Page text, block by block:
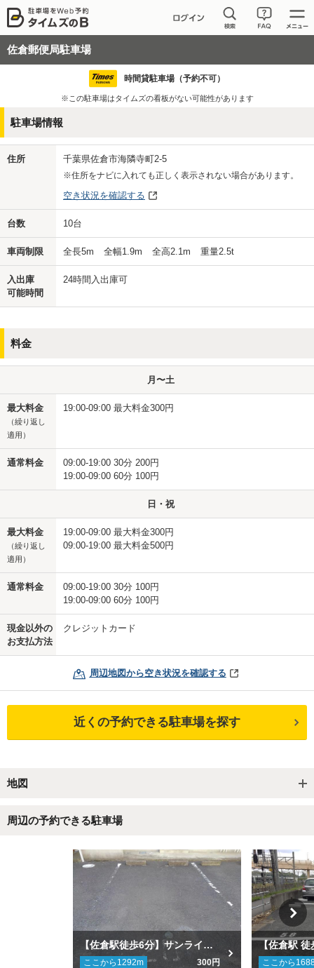
佐倉郵便局駐車場
時間貸駐車場（予約不可）
※この駐車場はタイムズの看板がない可能性があります
駐車場情報
住所 千葉県佐倉市海隣寺町2-5
※住所をナビに入れても正しく表示されない場合があります。
空き状況を確認する
台数 10台
車両制限 全長5m 全幅1.9m 全高2.1m 重量2.5t
入出庫
可能時間
24時間入出庫可
料金
月〜土
最大料金
（繰り返し
適用）
19:00-09:00 最大料金300円
通常料金
09:00-19:00 30分 200円
19:00-09:00 60分 100円
日・祝
最大料金
（繰り返し
適用）
19:00-09:00 最大料金300円
09:00-19:00 最大料金500円
通常料金
09:00-19:00 30分 100円
19:00-09:00 60分 100円
現金以外の
お支払方法
クレジットカード
周辺地図から空き状況を確認する
近くの予約できる駐車場を探す
地図
周辺の予約できる駐車場
【佐倉駅徒歩6分】サンライズハイツII駐車場
ここから 1292m 300円 ここから